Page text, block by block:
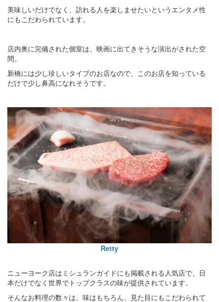
美味しいだけでなく、訪れる人を楽しませたいというエンタメ性
にもこだわられています。
店内奥に完備された個室は、映画に出てきそうな演出がされた空
間。
新橋には少し珍しいタイプのお店なので、このお店を知っている
だけで少し鼻高になれそうです。
Retty
ニューヨーク店はミシュランガイドにも掲載される人気店で、日
本だけでなく世界でトップクラスの味が提供されています。
そんなお料理の数々は、味はもちろん、見た目にもこだわられて